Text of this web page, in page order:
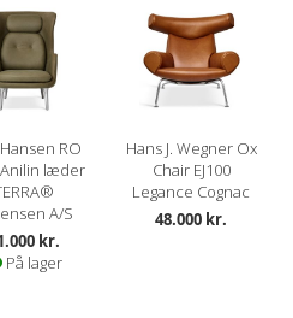
RO
læder
A/S
kr.
På lager
Hans J. Wegner Ox
Chair EJ100
Legance Cognac
48.000 kr.